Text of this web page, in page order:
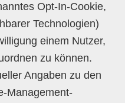
Opt-In-Cookie,
Technologien)
einem Nutzer,
zu können.
Angaben zu den
Management-